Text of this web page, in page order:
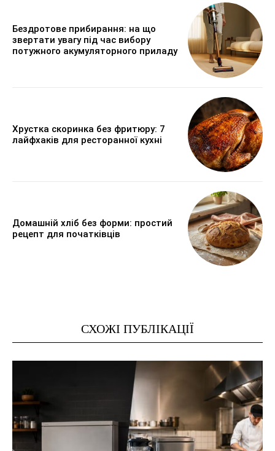
Бездротове прибирання: на що
звертати увагу під час вибору
потужного акумуляторного приладу
Хрустка скоринка без фритюру: 7
лайфхаків для ресторанної кухні
Домашній хліб без форми: простий
рецепт для початківців
СХОЖІ ПУБЛІКАЦІЇ